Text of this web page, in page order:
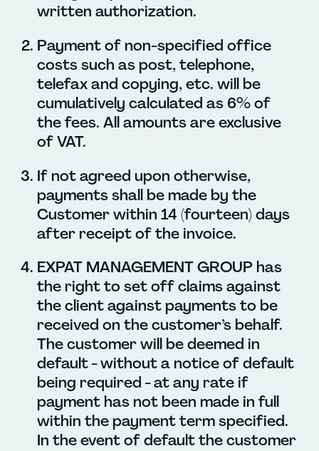
written authorization.
Payment of non-specified office
costs such as post, telephone,
telefax and copying, etc. will be
cumulatively calculated as 6% of
the fees. All amounts are exclusive
of VAT.
If not agreed upon otherwise,
payments shall be made by the
Customer within 14 (fourteen) days
after receipt of the invoice.
EXPAT MANAGEMENT GROUP has
the right to set off claims against
the client against payments to be
received on the customer’s behalf.
The customer will be deemed in
default - without a notice of default
being required - at any rate if
payment has not been made in full
within the payment term specified.
In the event of default the customer